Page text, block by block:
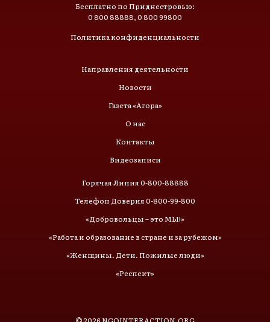
Бесплатно по Приднестровью:
0 800 88888, 0 800 99800
Политика конфиденциальности
Направления деятельности
Новости
Газета «Агора»
О нас
Контакты
Видеозаписи
Горячая Линия 0-800-88888
Телефон Доверия 0-800-99-800
«Добровольцы – это МЫ!»
«Работа и образование в стране и за рубежом»
«Женщины. Дети. Пожилые люди»
«Респект»